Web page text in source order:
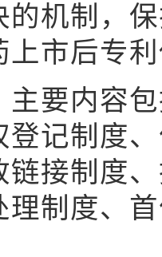
的机制，
上市后专
要内容包
登记制度
链接制度
理制度、